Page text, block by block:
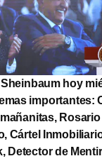
hoy
importantes:
Cártel
Detector de